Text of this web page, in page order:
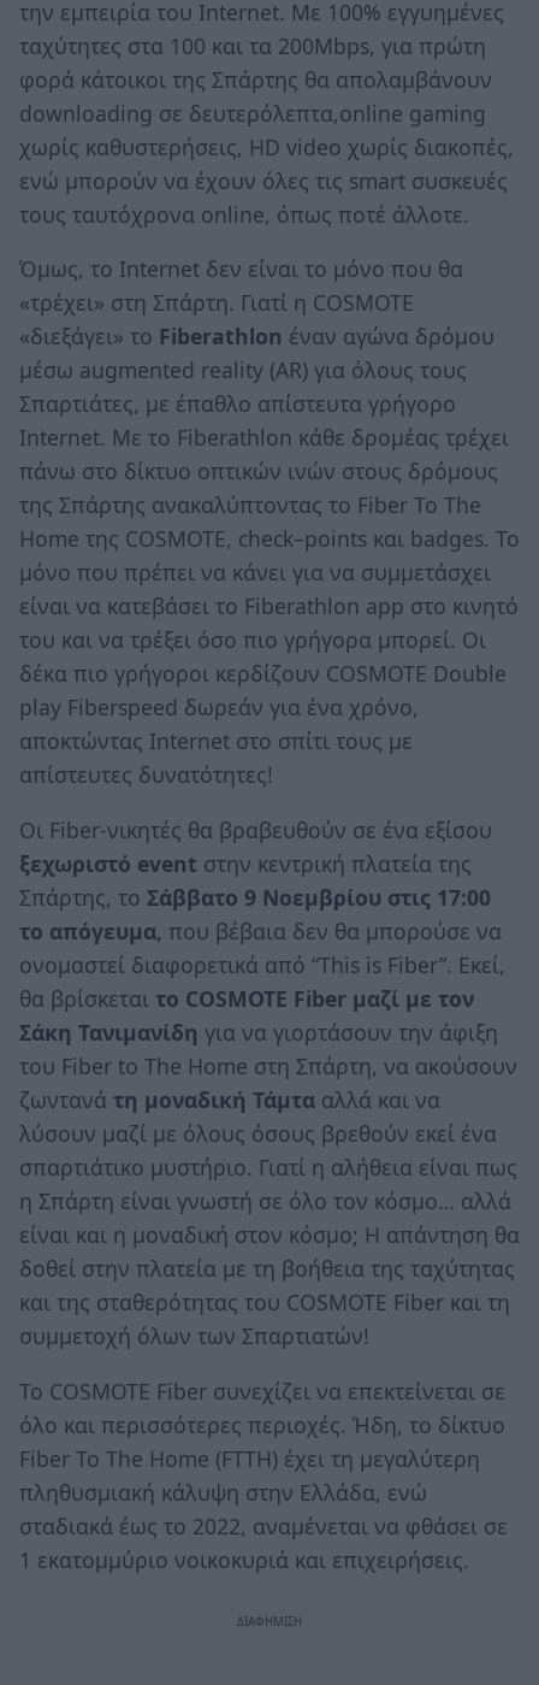
την εμπειρία του Internet. Με 100% εγγυημένες
ταχύτητες στα 100 και τα 200Mbps, για πρώτη
φορά κάτοικοι της Σπάρτης θα απολαμβάνουν
downloading σε δευτερόλεπτα,online gaming
χωρίς καθυστερήσεις, HD video χωρίς διακοπές,
ενώ μπορούν να έχουν όλες τις smart συσκευές
τους ταυτόχρονα online, όπως ποτέ άλλοτε.
Όμως, το Internet δεν είναι το μόνο που θα
«τρέχει» στη Σπάρτη. Γιατί η COSMOTE
«διεξάγει» το Fiberathlon έναν αγώνα δρόμου
μέσω augmented reality (AR) για όλους τους
Σπαρτιάτες, με έπαθλο απίστευτα γρήγορο
Internet. Με το Fiberathlon κάθε δρομέας τρέχει
πάνω στο δίκτυο οπτικών ινών στους δρόμους
της Σπάρτης ανακαλύπτοντας το Fiber To The
Home της COSMOTE, check–points και badges. Το
μόνο που πρέπει να κάνει για να συμμετάσχει
είναι να κατεβάσει το Fiberathlon app στο κινητό
του και να τρέξει όσο πιο γρήγορα μπορεί. Οι
δέκα πιο γρήγοροι κερδίζουν COSMOTE Double
play Fiberspeed δωρεάν για ένα χρόνο,
αποκτώντας Internet στο σπίτι τους με
απίστευτες δυνατότητες!
Οι Fiber-νικητές θα βραβευθούν σε ένα εξίσου
ξεχωριστό event στην κεντρική πλατεία της
Σπάρτης, το Σάββατο 9 Νοεμβρίου στις 17:00
το απόγευμα, που βέβαια δεν θα μπορούσε να
ονομαστεί διαφορετικά από “This is Fiber”. Εκεί,
θα βρίσκεται το COSMOTE Fiber μαζί με τον
Σάκη Τανιμανίδη για να γιορτάσουν την άφιξη
του Fiber to The Home στη Σπάρτη, να ακούσουν
ζωντανά τη μοναδική Τάμτα αλλά και να
λύσουν μαζί με όλους όσους βρεθούν εκεί ένα
σπαρτιάτικο μυστήριο. Γιατί η αλήθεια είναι πως
η Σπάρτη είναι γνωστή σε όλο τον κόσμο… αλλά
είναι και η μοναδική στον κόσμο; Η απάντηση θα
δοθεί στην πλατεία με τη βοήθεια της ταχύτητας
και της σταθερότητας του COSMOTE Fiber και τη
συμμετοχή όλων των Σπαρτιατών!
Το COSMOTE Fiber συνεχίζει να επεκτείνεται σε
όλο και περισσότερες περιοχές. Ήδη, το δίκτυο
Fiber To Τhe Home (FTTH) έχει τη μεγαλύτερη
πληθυσμιακή κάλυψη στην Ελλάδα, ενώ
σταδιακά έως το 2022, αναμένεται να φθάσει σε
1 εκατομμύριο νοικοκυριά και επιχειρήσεις.